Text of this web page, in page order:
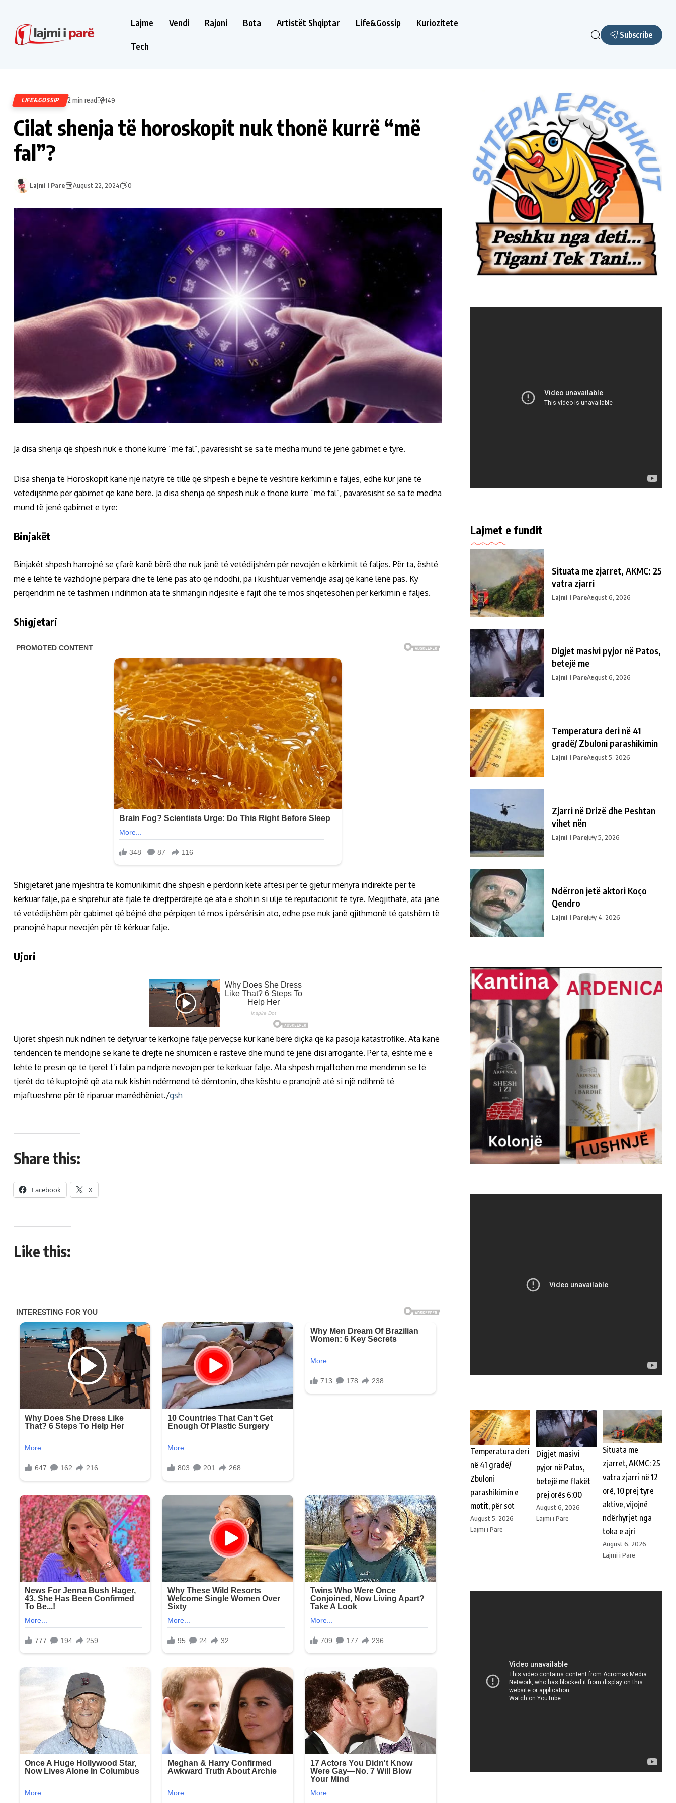
Lajme Vendi Rajoni Bota Artistët Shqiptar Life&Gossip Kuriozitete
Tech
Subscribe
LIFE&GOSSIP 2 min read 149
Cilat shenja të horoskopit nuk thonë kurrë “më
fal”?
Lajmi I Pare August 22, 2024 0
Ja disa shenja që shpesh nuk e thonë kurrë “më fal”, pavarësisht se sa të mëdha mund të jenë gabimet e tyre.
Disa shenja të Horoskopit kanë një natyrë të tillë që shpesh e bëjnë të vështirë kërkimin e faljes, edhe kur janë të
vetëdijshme për gabimet që kanë bërë. Ja disa shenja që shpesh nuk e thonë kurrë “më fal”, pavarësisht se sa të mëdha
mund të jenë gabimet e tyre:
Binjakët
Binjakët shpesh harrojnë se çfarë kanë bërë dhe nuk janë të vetëdijshëm për nevojën e kërkimit të faljes. Për ta, është
më e lehtë të vazhdojnë përpara dhe të lënë pas ato që ndodhi, pa i kushtuar vëmendje asaj që kanë lënë pas. Ky
përqendrim në të tashmen i ndihmon ata të shmangin ndjesitë e fajit dhe të mos shqetësohen për kërkimin e faljes.
Shigjetari
Shigjetarët janë mjeshtra të komunikimit dhe shpesh e përdorin këtë aftësi për të gjetur mënyra indirekte për të
kërkuar falje, pa e shprehur atë fjalë të drejtpërdrejtë që ata e shohin si ulje të reputacionit të tyre. Megjithatë, ata janë
të vetëdijshëm për gabimet që bëjnë dhe përpiqen të mos i përsërisin ato, edhe pse nuk janë gjithmonë të gatshëm të
pranojnë hapur nevojën për të kërkuar falje.
Ujori
Ujorët shpesh nuk ndihen të detyruar të kërkojnë falje përveçse kur kanë bërë diçka që ka pasoja katastrofike. Ata kanë
tendencën të mendojnë se kanë të drejtë në shumicën e rasteve dhe mund të jenë disi arrogantë. Për ta, është më e
lehtë të presin që të tjerët t’i falin pa ndjerë nevojën për të kërkuar falje. Ata shpesh mjaftohen me mendimin se të
tjerët do të kuptojnë që ata nuk kishin ndërmend të dëmtonin, dhe kështu e pranojnë atë si një ndihmë të
mjaftueshme për të riparuar marrëdhëniet./gsh
Share this:
Facebook X
Like this:
Lajmet e fundit
Situata me zjarret, AKMC: 25
vatra zjarri
Lajmi I PareAugust 6, 2026
Digjet masivi pyjor në Patos,
betejë me
Lajmi I PareAugust 6, 2026
Temperatura deri në 41
gradë/ Zbuloni parashikimin
Lajmi I PareAugust 5, 2026
Zjarri në Drizë dhe Peshtan
vihet nën
Lajmi I PareJuly 5, 2026
Ndërron jetë aktori Koço
Qendro
Lajmi I PareJuly 4, 2026
Temperatura deri
në 41 gradë/
Zbuloni
parashikimin e
motit, për sot
August 5, 2026
Lajmi i Pare
Digjet masivi
pyjor në Patos,
betejë me flakët
prej orës 6:00
August 6, 2026
Lajmi i Pare
Situata me
zjarret, AKMC: 25
vatra zjarri në 12
orë, 10 prej tyre
aktive, vijojnë
ndërhyrjet nga
toka e ajri
August 6, 2026
Lajmi i Pare